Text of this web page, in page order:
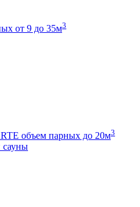
от 9 до 35м3
объем парных до 20м3
сауны